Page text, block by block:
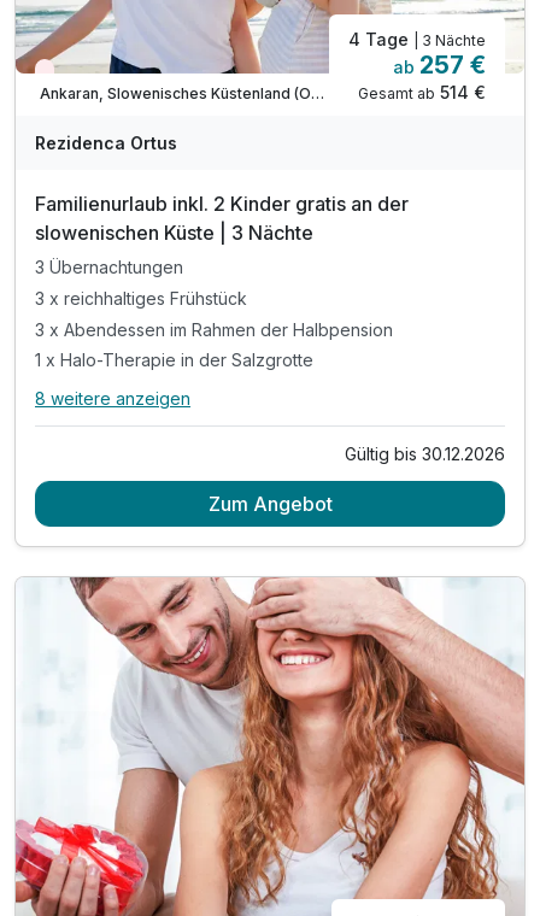
Wieder frei ab September
Ankaran, Slowenisches Küstenland (Obalno-kraska)
4 Tage | 3 Nächte
ab 257 €
Gesamt ab 514 €
Rezidenca Ortus
Familienurlaub inkl. 2 Kinder gratis an der
slowenischen Küste | 3 Nächte
3 Übernachtungen
3 x reichhaltiges Frühstück
3 x Abendessen im Rahmen der Halbpension
1 x Halo-Therapie in der Salzgrotte
Alle Inklusivleistungen
3 x reichhaltiges Frühstück
1 x Eintritt in die Sauna für 3 Std (ab 15 Jahren)
inkl. 2 Kinder gratis (bis 14,99 Jahren)
inkl. interaktive Familienkarte von Ankaran
Nutzung des Außenpools (ca. Mai-September)
inkl. Entspannung auf dem Barfuß-Kneipp-Pfad
inkl. Parkplatz & W-LAN Nutzung
* Zuschlag für Kinder ab 15 Jahren = 42 € / Nacht
* am Sonntag hat das Restaurant geschlossen
8 weitere anzeigen
Gültig bis 30.12.2026
Zum Angebot